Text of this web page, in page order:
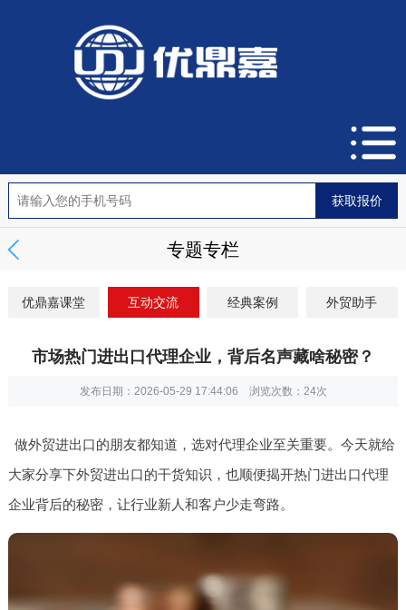
专题专栏
优鼎嘉课堂 互动交流 经典案例 外贸助手
市场热门进出口代理企业，背后名声藏啥秘密？
发布日期：2026-05-29 17:44:06 浏览次数： 24次
做外贸进出口的朋友都知道，选对代理企业至关重要。今天就给
大家分享下外贸进出口的干货知识，也顺便揭开热门进出口代理
企业背后的秘密，让行业新人和客户少走弯路。